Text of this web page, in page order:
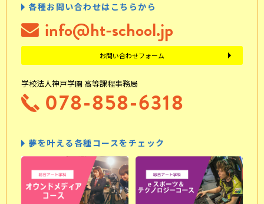
各種お問い合わせはこちらから
info@ht-school.jp
お問い合わせフォーム
学校法人神戸学園 高等課程事務局
078-858-6318
夢を叶える各種コースをチェック